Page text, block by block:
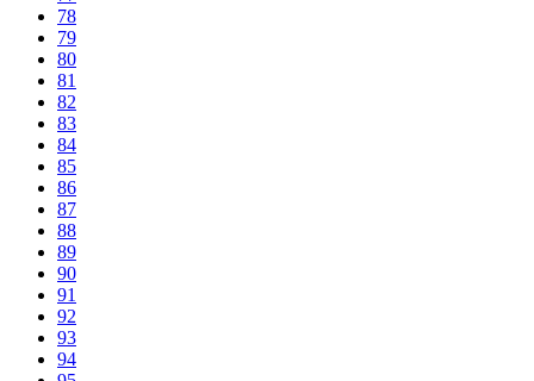
78
79
80
81
82
83
84
85
86
87
88
89
90
91
92
93
94